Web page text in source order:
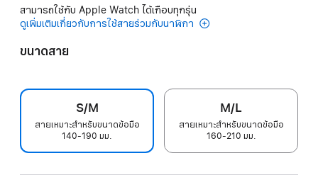
สามารถใช้กับ Apple Watch ได้เกือบทุกรุ่น
ดูเพิ่มเติมเกี่ยวกับการใช้สายร่วมกับนาฬิกา
ขนาดสาย
S/M
สายเหมาะสำหรับขนาดข้อมือ
140-190 มม.
M/L
สายเหมาะสำหรับขนาดข้อมือ
160-210 มม.